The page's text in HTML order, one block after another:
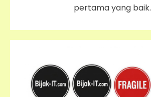
pertama yang baik.